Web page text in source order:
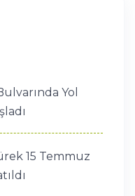
Yol
15 Temmuz